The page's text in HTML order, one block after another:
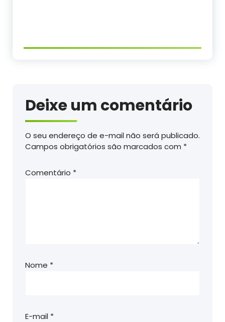
Deixe um comentário
O seu endereço de e-mail não será publicado.
Campos obrigatórios são marcados com *
Comentário *
Nome *
E-mail *